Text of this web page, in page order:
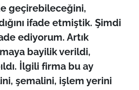
geçirebileceğini,
ifade etmiştik. Şimdi
ediyorum. Artık
bayilik verildi,
İlgili firma bu ay
şemalini, işlem yerini